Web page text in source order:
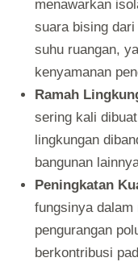
menawarkan
suara bising
suhu ruangan,
kenyamanan
Ramah
sering kali
lingkungan
bangunan
Peningkatan
fungsinya dalam
pengurangan
berkontribusi